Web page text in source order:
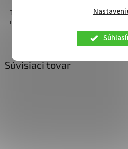
Súvisiaci tovar
Tvrdené sklo GoldGlass na
mobil Samsung A80